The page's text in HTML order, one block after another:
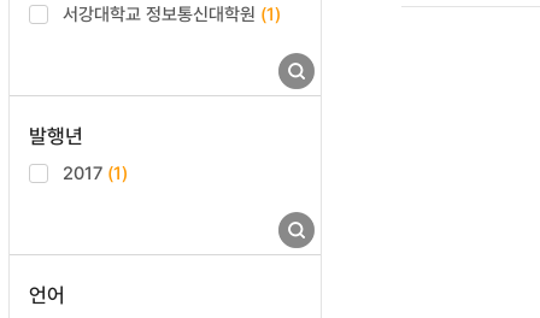
서강대학교 정보통신대학원 (1)
발행년
2017 (1)
언어